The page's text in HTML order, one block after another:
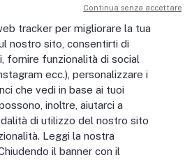
tracker per migliorare la tua
nostro sito, consentirti di
fornire funzionalità di social
ecc.), personalizzare i
che vedi in base ai tuoi
inoltre, aiutarci a
di utilizzo del nostro sito
Leggi la nostra
il banner con il
Continua senza accettare